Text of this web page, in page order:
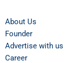
About Us
Founder
Advertise with us
Career